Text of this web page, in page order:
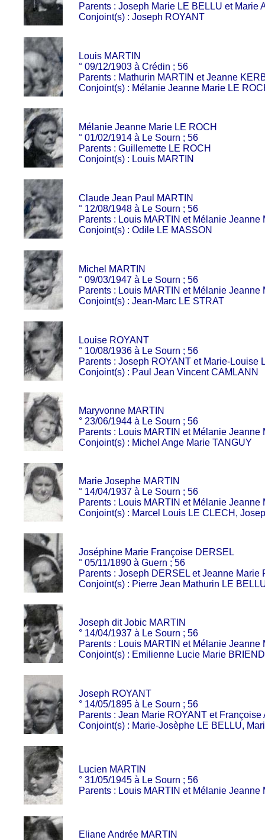
Parents : Joseph Marie LE BELLU et Marie
Conjoint(s) : Joseph ROYANT
Louis MARTIN
° 09/12/1903 à Crédin ; 56
Parents : Mathurin MARTIN et Jeanne
Conjoint(s) : Mélanie Jeanne Marie LE
Mélanie Jeanne Marie LE ROCH
° 01/02/1914 à Le Sourn ; 56
Parents : Guillemette LE ROCH
Conjoint(s) : Louis MARTIN
Claude Jean Paul MARTIN
° 12/08/1948 à Le Sourn ; 56
Parents : Louis MARTIN et Mélanie Jeanne
Conjoint(s) : Odile LE MASSON
Michel MARTIN
° 09/03/1947 à Le Sourn ; 56
Parents : Louis MARTIN et Mélanie Jeanne
Conjoint(s) : Jean-Marc LE STRAT
Louise ROYANT
° 10/08/1936 à Le Sourn ; 56
Parents : Joseph ROYANT et Marie-Louise
Conjoint(s) : Paul Jean Vincent CAMLANN
Maryvonne MARTIN
° 23/06/1944 à Le Sourn ; 56
Parents : Louis MARTIN et Mélanie Jeanne
Conjoint(s) : Michel Ange Marie TANGUY
Marie Josephe MARTIN
° 14/04/1937 à Le Sourn ; 56
Parents : Louis MARTIN et Mélanie Jeanne
Conjoint(s) : Marcel Louis LE CLECH,
Joséphine Marie Françoise DERSEL
° 05/11/1890 à Guern ; 56
Parents : Joseph DERSEL et Jeanne Marie
Conjoint(s) : Pierre Jean Mathurin LE
Joseph dit Jobic MARTIN
° 14/04/1937 à Le Sourn ; 56
Parents : Louis MARTIN et Mélanie Jeanne
Conjoint(s) : Emilienne Lucie Marie BRIEND
Joseph ROYANT
° 14/05/1895 à Le Sourn ; 56
Parents : Jean Marie ROYANT et Françoise
Conjoint(s) : Marie-Josèphe LE BELLU,
Lucien MARTIN
° 31/05/1945 à Le Sourn ; 56
Parents : Louis MARTIN et Mélanie Jeanne
Eliane Andrée MARTIN